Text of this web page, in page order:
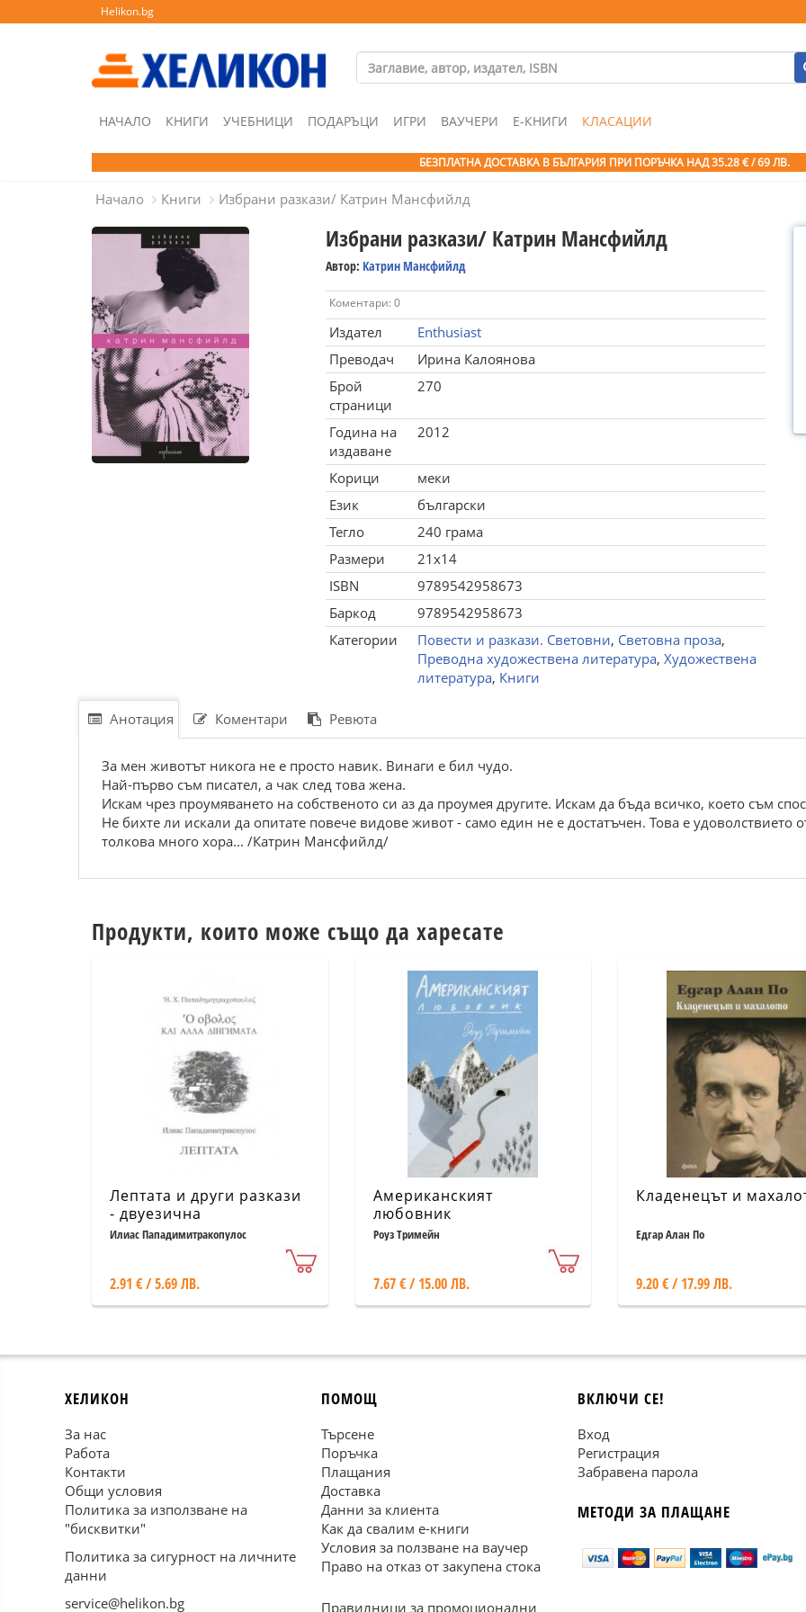
Helikon.bg
НАЧАЛО КНИГИ УЧЕБНИЦИ ПОДАРЪЦИ ИГРИ ВАУЧЕРИ Е-КНИГИ КЛАСАЦИИ
БЕЗПЛАТНА ДОСТАВКА В БЪЛГАРИЯ ПРИ ПОРЪЧКА НАД 35.28 € / 69 ЛВ.
Начало Книги Избрани разкази/ Катрин Мансфийлд
Избрани разкази/ Катрин Мансфийлд
Автор: Катрин Мансфийлд
Коментари: 0
Издател
Enthusiast
Преводач
Ирина Калоянова
Брой
страници
270
Година на
издаване
2012
Корици
меки
Език
български
Тегло
240 грама
Размери
21x14
ISBN
9789542958673
Баркод
9789542958673
Категории
Повести и разкази. Световни, Световна проза,
Преводна художествена литература, Художествена
литература, Книги
Анотация Коментари Ревюта
За мен животът никога не е просто навик. Винаги е бил чудо.
Най-първо съм писател, а чак след това жена.
Искам чрез проумяването на собственото си аз да проумея другите. Искам да бъда всичко, което съм
Не бихте ли искали да опитате повече видове живот - само един не е достатъчен. Това е удоволствието
толкова много хора... /Катрин Мансфийлд/
Продукти, които може също да харесате
Лептата и други разкази
- двуезична
Илиас Пападимитракопулос
2.91 € / 5.69 ЛВ.
Американският
любовник
Роуз Тримейн
7.67 € / 15.00 ЛВ.
Кладенецът и
Едгар Алан По
9.20 € / 17.99 ЛВ.
ХЕЛИКОН
За нас
Работа
Контакти
Общи условия
Политика за използване на
"бисквитки"
Политика за сигурност на личните
данни
service@helikon.bg
ПОМОЩ
Търсене
Поръчка
Плащания
Доставка
Данни за клиента
Как да свалим е-книги
Условия за ползване на ваучер
Право на отказ от закупена стока
Правилници за промоционални
ВКЛЮЧИ СЕ!
Вход
Регистрация
Забравена парола
МЕТОДИ ЗА ПЛАЩАНЕ